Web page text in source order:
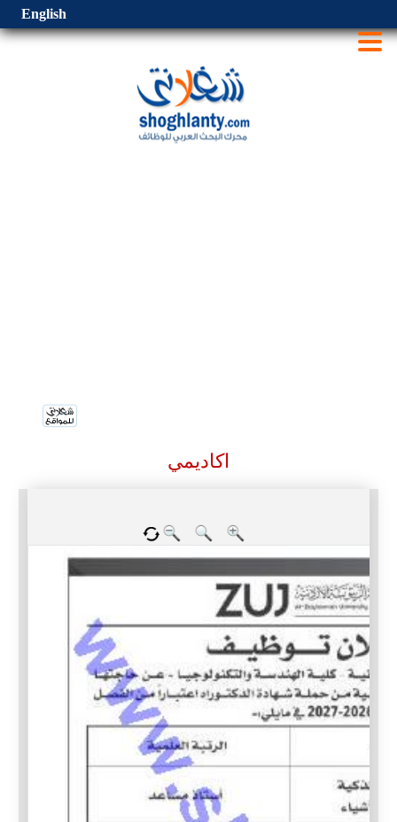
English
اكاديمي